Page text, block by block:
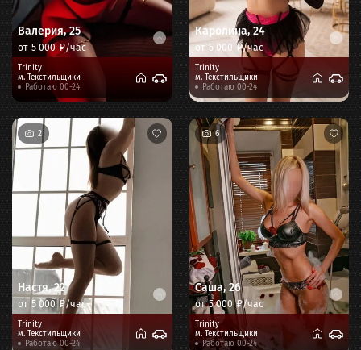
Валерия,25
от 5 000₽/час
Trinity
м. Текстильщики
Работаю 00-24
Каролина,24
от 5 000 ₽/час
Trinity
м. Текстильщики
Работаю 00-24
Настя,22
от 5 000₽/час
Trinity
м. Текстильщики
Работаю 00-24
2
Саша, 26
от5 000 ₽/час
Trinity
м. Текстильщики
Работаю 00-24
6